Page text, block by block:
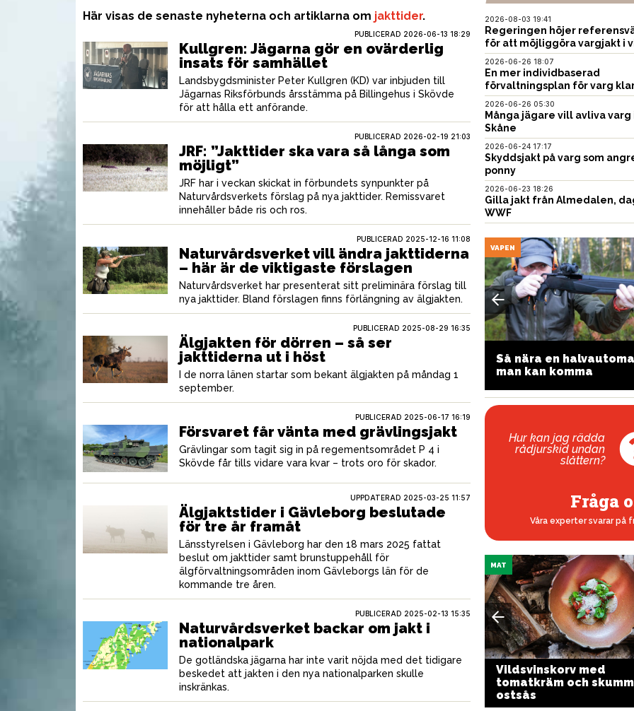
Här visas de senaste nyheterna och artiklarna om jakttider.
PUBLICERAD 2026-06-13 18:29
Kullgren: Jägarna gör en ovärderlig
insats för samhället
Landsbygdsminister Peter Kullgren (KD) var inbjuden till
Jägarnas Riksförbunds årsstämma på Billingehus i Skövde
för att hålla ett anförande.
PUBLICERAD 2026-02-19 21:03
JRF: ”Jakttider ska vara så långa som
möjligt”
JRF har i veckan skickat in förbundets synpunkter på
Naturvårdsverkets förslag på nya jakttider. Remissvaret
innehåller både ris och ros.
PUBLICERAD 2025-12-16 11:08
Naturvårdsverket vill ändra jakttiderna
– här är de viktigaste förslagen
Naturvårdsverket har presenterat sitt preliminära förslag till
nya jakttider. Bland förslagen finns förlängning av älgjakten.
PUBLICERAD 2025-08-29 16:35
Älgjakten för dörren – så ser
jakttiderna ut i höst
I de norra länen startar som bekant älgjakten på måndag 1
september.
PUBLICERAD 2025-06-17 16:19
Försvaret får vänta med grävlingsjakt
Grävlingar som tagit sig in på regementsområdet P 4 i
Skövde får tills vidare vara kvar – trots oro för skador.
UPPDATERAD 2025-03-25 11:57
Älgjaktstider i Gävleborg beslutade
för tre år framåt
Länsstyrelsen i Gävleborg har den 18 mars 2025 fattat
beslut om jakttider samt brunstuppehåll för
älgförvaltningsområden inom Gävleborgs län för de
kommande tre åren.
PUBLICERAD 2025-02-13 15:35
Naturvårdsverket backar om jakt i
nationalpark
De gotländska jägarna har inte varit nöjda med det tidigare
beskedet att jakten i den nya nationalparken skulle
inskränkas.
2026-08-03 19:41
Regeringen höjer
för att möjliggöra vargjakt i
2026-06-26 18:07
En mer individbaserad
förvaltningsplan för varg
2026-06-26 05:30
Många jägare vill avliva varg
Skåne
2026-06-24 17:17
Skyddsjakt på varg som
ponny
2026-06-23 18:26
Gilla jakt från Almedalen,
WWF
UTRUSTNING
Västar som skyddar din
vildsvinshund
Kraftfull precision från
Slovakien
VAPEN
Så nära en
man kan komma
Hur kan jag rädda
rådjurskid undan
slåttern?
Fråga
Våra experter svarar på
Långkokt älgstroganoff Ostkorv i baconkappa
MAT
Vildsvinskorv med
tomatkräm och
ostsås